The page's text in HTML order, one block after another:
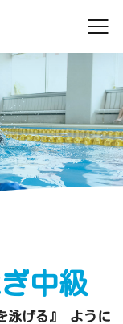
中級
泳げる』 ように